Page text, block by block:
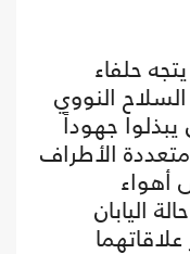
حلفاء
النووي
جهوداً
متعددة الأطراف
أهواء
اليابان